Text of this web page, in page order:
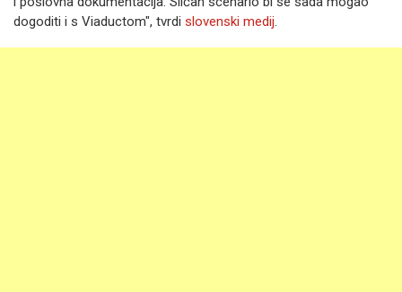
dogoditi i s Viaductom", tvrdi slovenski medij.